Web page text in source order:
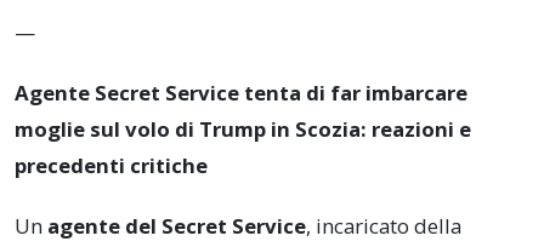
—
Agente Secret Service tenta di far imbarcare
moglie sul volo di Trump in Scozia: reazioni e
precedenti critiche
Un agente del Secret Service, incaricato della